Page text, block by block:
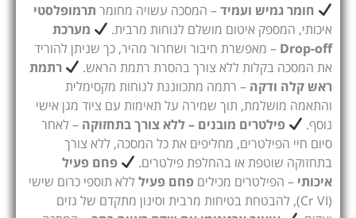
חומר גמיש ועמיד– המסכה עשויה מחומר תרמופלסטי
איכותי, המספק איטום מושלם לנוחות מרבית.
מערכת
Drop-off – מאפשרת חיבור ושחרור מהיר, כך שניתן להוריד
את המסכה בקלות ללא צורך בהסרת רתמת הראש.
רתמת
ראש קלה ודקה – רתמה מתכווננת לנוחות מקסימלית
והתאמה מושלמת, תוך שמירה על תאימות עם ציוד מגן אישי
נוסף.
פילטרים מובנים – ללא צורך בתחזוקה – לאחר
סיום חיי הפילטרים, מחליפים את כל המסכה, ללא צורך
בתחזוקה שוטפת או בהחלפת פילטרים.
פחם פעיל
איכותי – הפילטרים מכילים פחם פעיל ללא תוספי כרום שישי
(Cr VI), להבטחת בטיחות מרבית וסינון מתקדם של גזים